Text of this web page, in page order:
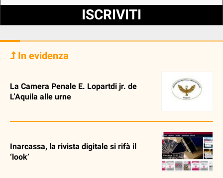
ISCRIVITI
In evidenza
La Camera Penale E. Lopartdi jr. de
L’Aquila alle urne
Inarcassa, la rivista digitale si rifà il
‘look’